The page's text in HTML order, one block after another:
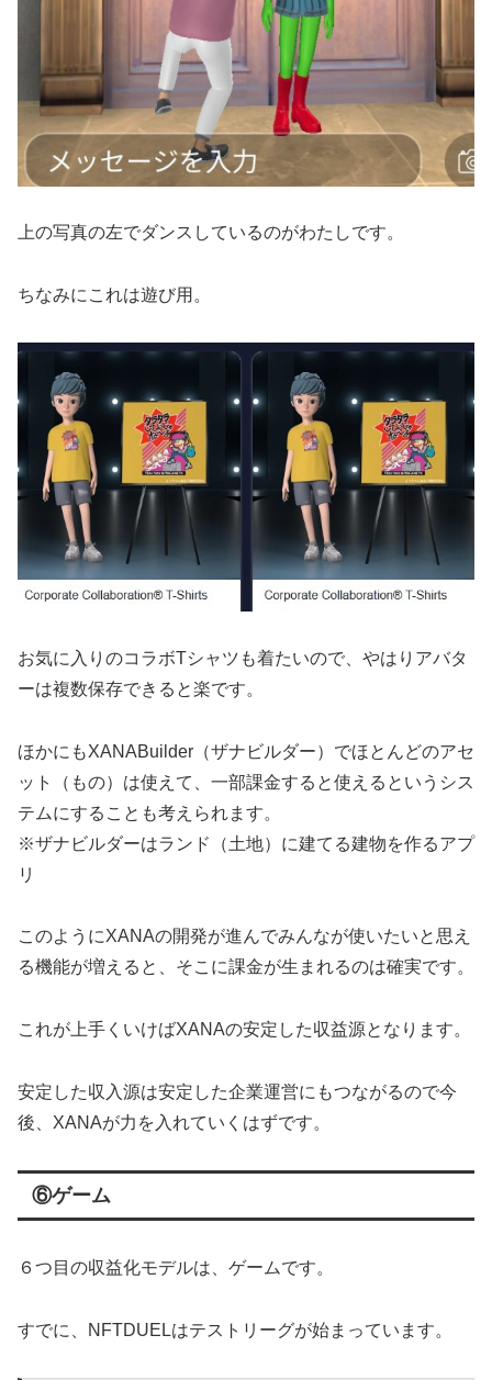
上の写真の左でダンスしているのがわたしです。
ちなみにこれは遊び用。
お気に入りのコラボTシャツも着たいので、やはりアバタ
ーは複数保存できると楽です。
ほかにもXANABuilder（ザナビルダー）でほとんどのアセ
ット（もの）は使えて、一部課金すると使えるというシス
テムにすることも考えられます。
※ザナビルダーはランド（土地）に建てる建物を作るアプ
リ
このようにXANAの開発が進んでみんなが使いたいと思え
る機能が増えると、そこに課金が生まれるのは確実です。
これが上手くいけばXANAの安定した収益源となります。
安定した収入源は安定した企業運営にもつながるので今
後、XANAが力を入れていくはずです。
⑥ゲーム
６つ目の収益化モデルは、ゲームです。
すでに、NFTDUELはテストリーグが始まっています。